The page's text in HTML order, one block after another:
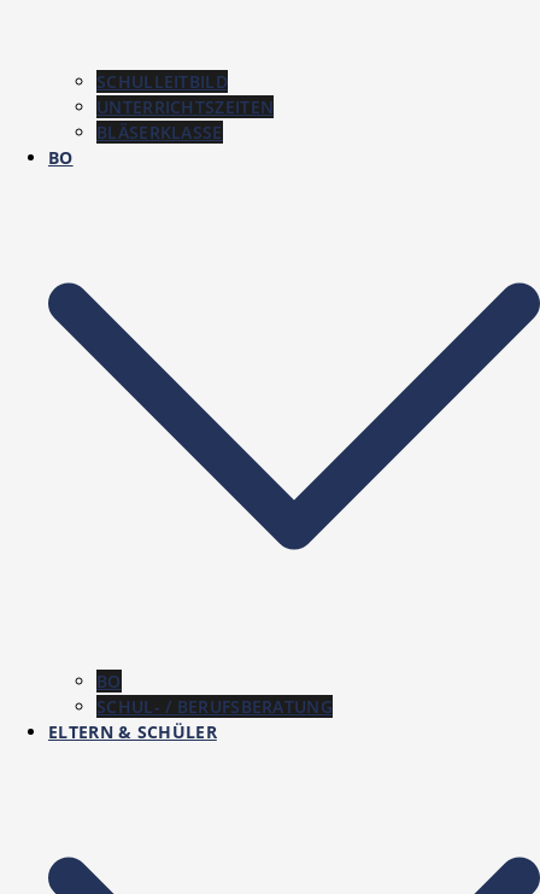
SCHULLEITBILD
UNTERRICHTSZEITEN
BLÄSERKLASSE
BO
BO
SCHUL- / BERUFSBERATUNG
ELTERN & SCHÜLER